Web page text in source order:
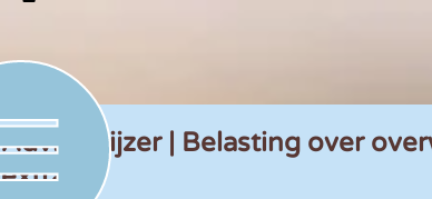
Advieswijzer | Belasting over
extra’s